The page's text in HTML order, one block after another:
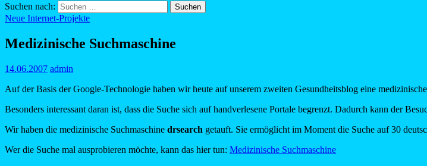
Suchen nach:
Neue Internet-Projekte
Medizinische Suchmaschine
14.06.2007 admin
Auf der Basis der Google-Technologie haben wir heute auf unserem zweiten Gesundheitsblog eine
Besonders interessant daran ist, dass die Suche sich auf handverlesene Portale begrenzt. Dadurch kann der
Wir haben die medizinische Suchmaschine drsearch getauft. Sie ermöglicht im Moment die Suche auf 30
Wer die Suche mal ausprobieren möchte, kann das hier tun: Medizinische Suchmaschine